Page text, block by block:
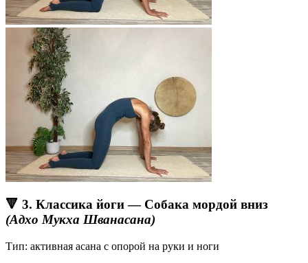
🔻 3. Классика йоги — Собака мордой вниз
(Адхо Мукха Шванасана)
Тип: активная асана с опорой на руки и ноги